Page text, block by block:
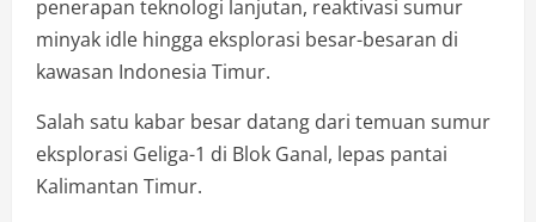
penerapan teknologi lanjutan, reaktivasi sumur
minyak idle hingga eksplorasi besar-besaran di
kawasan Indonesia Timur.
Salah satu kabar besar datang dari temuan sumur
eksplorasi Geliga-1 di Blok Ganal, lepas pantai
Kalimantan Timur.